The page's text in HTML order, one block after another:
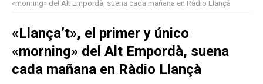
«morning» del Alt Empordà, suena cada mañana en Ràdio Llançà
«Llança’t», el primer y único
«morning» del Alt Empordà, suena
cada mañana en Ràdio Llançà